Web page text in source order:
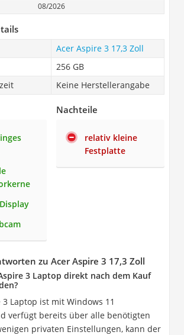
08/2026
Acer Aspire 3 17,3 Zoll
256 GB
Keine Herstellerangabe
Nachteile
relativ kleine
Festplatte
zu Acer Aspire 3 17,3 Zoll
3 Laptop direkt nach dem Kauf
3 Laptop ist mit Windows 11
verfügt bereits über alle benötigten
privaten Einstellungen, kann der